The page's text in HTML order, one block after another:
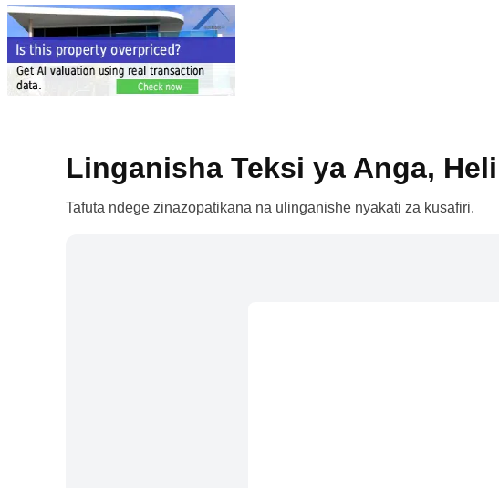
Linganisha Teksi ya Anga,
Tafuta ndege zinazopatikana na ulinganishe nyakati za kusafiri.